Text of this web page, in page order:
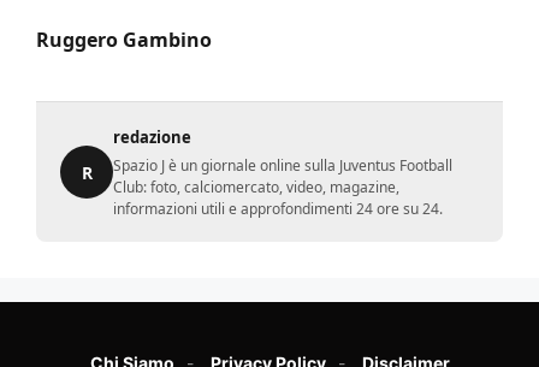
Ruggero Gambino
R
redazione
Spazio J è un giornale online sulla Juventus Football
Club: foto, calciomercato, video, magazine,
informazioni utili e approfondimenti 24 ore su 24.
Chi Siamo Privacy Policy Disclaimer